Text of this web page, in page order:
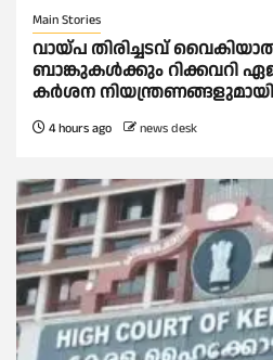
Main Stories
വായ്പ തിരിച്ചടവ്
ബാങ്കുകള്‍ക്കും റിക്കവറി
കര്‍ശന
4 hours ago news desk